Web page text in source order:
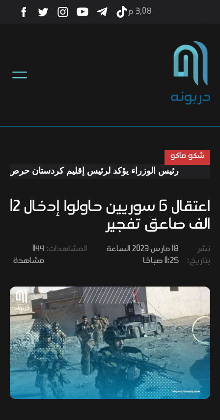
أخبار
رياضة
صحة
ثقافة
وفنون
3٫08 م
شكو ماكو
رئيس الوزراء يؤكد لرئيس إقليم كردستان حرص
اعتقال 6 سوريين حاولوا إدخال 12
الف صاعق تفجير
نشر
بتاريخ:
18 مارس 2023 الساعة
11:25 صباحًا
المشاهدات: 1144
مشاهدة